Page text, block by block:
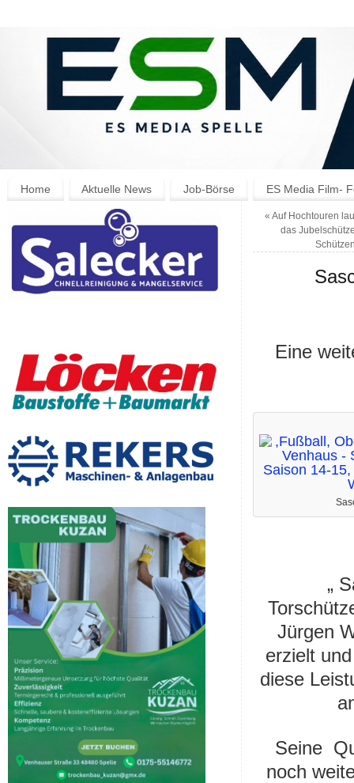
Home Aktuelle News Job-Börse ES Media Film-
« Auf Hochtouren
das
Eine
„
Jürgen
erzielt
diese
Seine
noch